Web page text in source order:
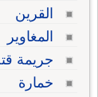
القرين
المغاوير
جريمة
خمارة